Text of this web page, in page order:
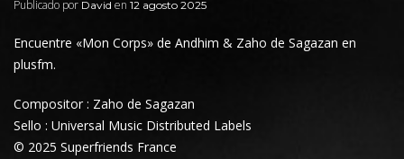
Publicado por David en 12 agosto 2025
Encuentre «Mon Corps» de Andhim & Zaho de Sagazan en
plusfm.
Compositor : Zaho de Sagazan
Sello : Universal Music Distributed Labels
© 2025 Superfriends France